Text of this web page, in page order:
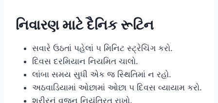
નિવારણ માટે દૈનિક રૂટિન
સવારે ઉઠતાં પહેલાં ૫ મિનિટ સ્ટ્રેચિંગ કરો.
દિવસ દરમિયાન નિયમિત ચાલો.
લાંબા સમય સુધી એક જ સ્થિતિમાં ન રહો.
અઠવાડિયામાં ઓછામાં ઓછા ૫ દિવસ વ્યાયામ કરો.
શરીરનું વજન નિયંત્રિત રાખો.